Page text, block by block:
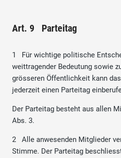
Art. 9 Parteitag
1 Für wichtige politische
weittragender Bedeutung sowie
grösseren Öffentlichkeit kann
jederzeit einen Parteitag
Der Parteitag besteht aus allen
Abs. 3.
2 Alle anwesenden Mitglieder
Stimme. Der Parteitag